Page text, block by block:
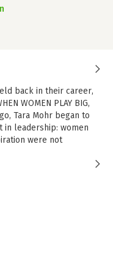
back in their career,
WOMEN PLAY BIG,
Tara Mohr began to
in leadership: women
were not